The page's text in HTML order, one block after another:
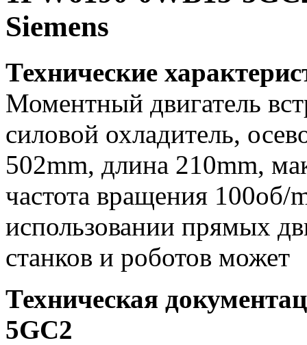
Siemens
Технические
Моментный двигатель
силовой охладитель,
502mm, длина 210mm,
частота вращения 100об/
использовании прямых
станков и роботов может
Техническая
5GC2